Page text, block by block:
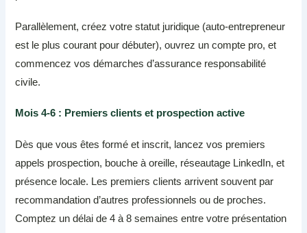
Parallèlement, créez votre statut juridique (auto-entrepreneur
est le plus courant pour débuter), ouvrez un compte pro, et
commencez vos démarches d’assurance responsabilité
civile.
Mois 4-6 : Premiers clients et prospection active
Dès que vous êtes formé et inscrit, lancez vos premiers
appels prospection, bouche à oreille, réseautage LinkedIn, et
présence locale. Les premiers clients arrivent souvent par
recommandation d’autres professionnels ou de proches.
Comptez un délai de 4 à 8 semaines entre votre présentation